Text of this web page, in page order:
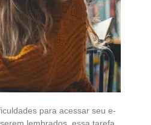
para acessar seu e-